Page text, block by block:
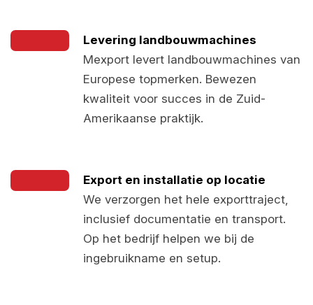
Levering landbouwmachines
Mexport levert landbouwmachines van
Europese topmerken. Bewezen
kwaliteit voor succes in de Zuid-
Amerikaanse praktijk.
Export en installatie op locatie
We verzorgen het hele exporttraject,
inclusief documentatie en transport.
Op het bedrijf helpen we bij de
ingebruikname en setup.